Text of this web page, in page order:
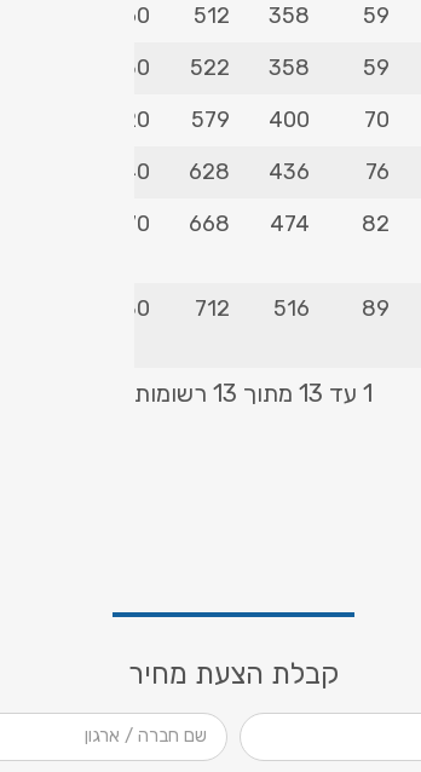
59
358
512
1260
59
358
522
1530
70
400
579
2220
76
436
628
2740
82
474
668
4570
89
516
712
5880
1 עד 13 מתוך 13 רשומות
קבלת הצעת מחיר